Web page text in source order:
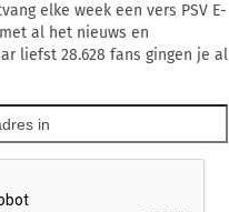
elke week een vers PSV E-
al het nieuws en
liefst 28.628 fans gingen je al